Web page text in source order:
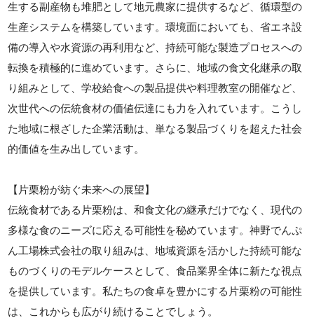
生する副産物も堆肥として地元農家に提供するなど、循環型の
生産システムを構築しています。環境面においても、省エネ設
備の導入や水資源の再利用など、持続可能な製造プロセスへの
転換を積極的に進めています。さらに、地域の食文化継承の取
り組みとして、学校給食への製品提供や料理教室の開催など、
次世代への伝統食材の価値伝達にも力を入れています。こうし
た地域に根ざした企業活動は、単なる製品づくりを超えた社会
的価値を生み出しています。
【片栗粉が紡ぐ未来への展望】
伝統食材である片栗粉は、和食文化の継承だけでなく、現代の
多様な食のニーズに応える可能性を秘めています。神野でんぷ
ん工場株式会社の取り組みは、地域資源を活かした持続可能な
ものづくりのモデルケースとして、食品業界全体に新たな視点
を提供しています。私たちの食卓を豊かにする片栗粉の可能性
は、これからも広がり続けることでしょう。